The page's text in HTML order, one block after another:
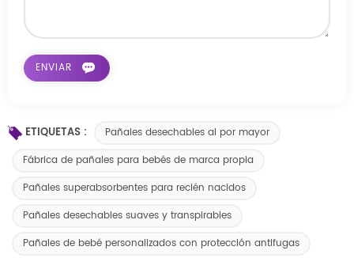
ETIQUETAS :
Pañales desechables al por mayor
Fábrica de pañales para bebés de marca propia
Pañales superabsorbentes para recién nacidos
Pañales desechables suaves y transpirables
Pañales de bebé personalizados con protección antifugas